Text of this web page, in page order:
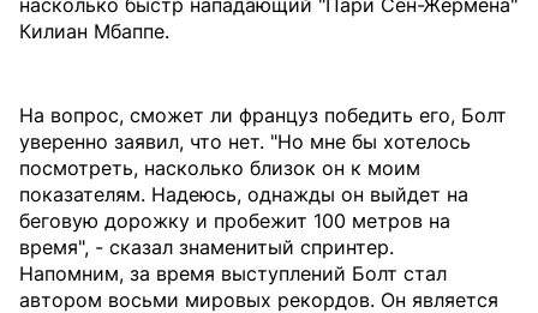
насколько быстр нападающий "Пари Сен-Жермена"
Килиан Мбаппе.
На вопрос, сможет ли француз победить его, Болт
уверенно заявил, что нет. "Но мне бы хотелось
посмотреть, насколько близок он к моим
показателям. Надеюсь, однажды он выйдет на
беговую дорожку и пробежит 100 метров на
время", - сказал знаменитый спринтер.
Напомним, за время выступлений Болт стал
автором восьми мировых рекордов. Он является